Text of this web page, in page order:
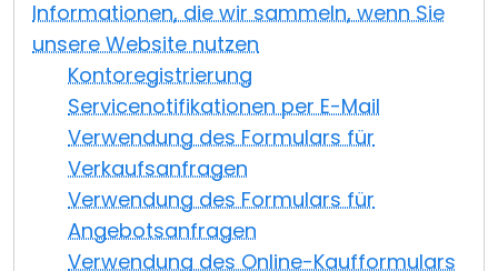
Informationen, die wir sammeln, wenn Sie
unsere Website nutzen
Kontoregistrierung
Servicenotifikationen per E-Mail
Verwendung des Formulars für
Verkaufsanfragen
Verwendung des Formulars für
Angebotsanfragen
Verwendung des Online-Kaufformulars
Cloud & On-Premise